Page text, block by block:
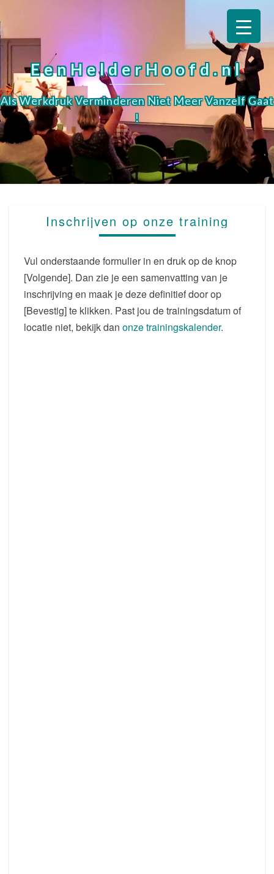
EenHelderHoofd.nl
Als Werkdruk Verminderen Niet Meer Vanzelf Gaat
!
OP
ONZE
Inschrijven op onze training
Vul onderstaande formulier in en druk op de knop
[Volgende]. Dan zie je een samenvatting van je
inschrijving en maak je deze definitief door op
[Bevestig] te klikken. Past jou de trainingsdatum of
locatie niet, bekijk dan onze trainingskalender.